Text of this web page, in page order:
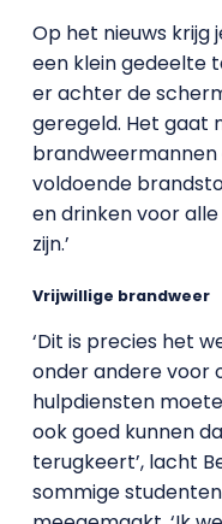
Op het nieuws krijg
een klein gedeelte
er achter de
geregeld. Het gaat
brandweermannen
voldoende
en drinken voor
zijn.’
Vrijwillige brandweer
‘Dit is precies het
onder andere voor
hulpdiensten
ook goed kunnen
terugkeert’, lacht
sommige